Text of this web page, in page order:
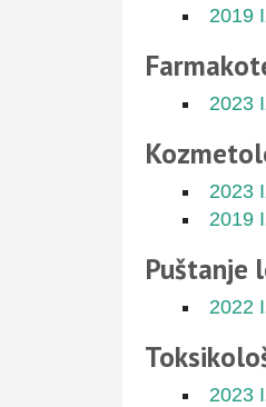
2019
2023
2023
2019
Puštanje
2022
2023